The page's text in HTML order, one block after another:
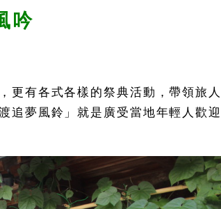
吟
更有各式各樣的祭典活動，帶領旅人
追夢風鈴」就是廣受當地年輕人歡迎